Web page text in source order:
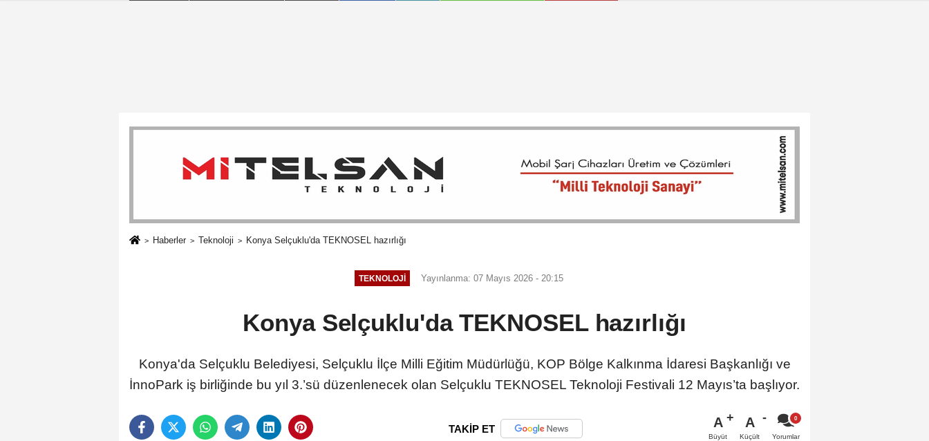
Haberler Teknoloji Konya Selçuklu'da TEKNOSEL hazırlığı
TEKNOLOJI Yayınlanma: 07 Mayıs 2026 - 20:15
Konya Selçuklu'da TEKNOSEL hazırlığı
Konya'da Selçuklu Belediyesi, Selçuklu İlçe Milli Eğitim Müdürlüğü, KOP Bölge Kalkınma İdaresi Başkanlığı ve
İnnoPark iş birliğinde bu yıl 3.’sü düzenlenecek olan Selçuklu TEKNOSEL Teknoloji Festivali 12 Mayıs’ta başlıyor.
TAKİP ET A
Büyüt
A
Küçült Yorumlar